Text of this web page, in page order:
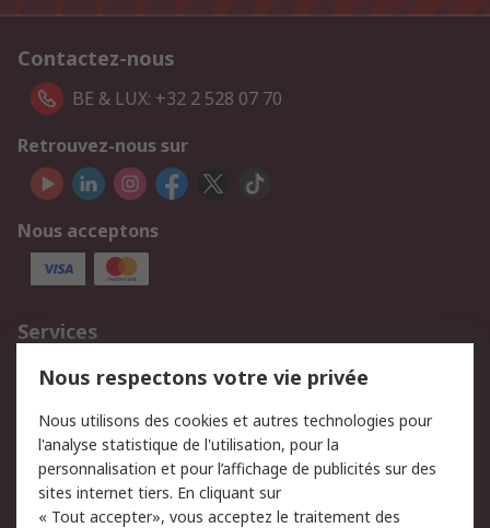
Contactez-nous
BE & LUX: +32 2 528 07 70
Retrouvez-nous sur
Nous acceptons
Services
750.000 produits
2.500 marques
Retours
Support technique
Track & trace
Legal
Nous respectons votre vie privée
Nous utilisons des cookies et autres technologies pour
l'analyse statistique de l'utilisation, pour la
personnalisation et pour l’affichage de publicités sur des
sites internet tiers. En cliquant sur
« Tout accepter», vous acceptez le traitement des